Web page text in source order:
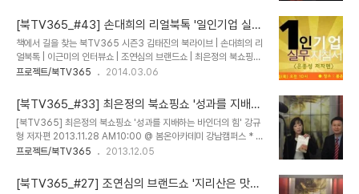
변화가 생겨 드레스 핏도 ..
러 잡지에 기고한 시계 칼럼을 책으로 써보자 싶어서 지난해 여름부터
본격적으로 쓰기 시작해 6개월만에 탈고했다.2011년부터 기사작성
을 위해 자료조사를 많이 했다. * MC의 시계를 평가해 달라.스와치
다. 스와치 시계는 여러 종류를 한정적으로 생산한다. 예술가와 콜라보
도 많이한다. 사람들의 생에 첫 시계가 스와치인 경우가 많다. * 가지
을 위한 만지는 시계를 소개 ..
[북TV365_#43] 손대희의 리얼북톡 '일인기업 실무
지침서' 은종성 저자편
책에서 길을 찾는 북TV365 시즌3 김태진의 북라이브 | 손대희의 리
얼북톡 | 이근미의 인터뷰쇼 | 조연심의 브랜드쇼 | 최은정의 북쇼핑쇼
2014.03.06 AM10:00 @ 봄온아카데미 강남캠퍼스 * 자기계발
아니다.미국은 20인 미만을, 우리나라는 5인 미만의 지식 위주의 사
업을 하는 기업을 말한다.모든 사람은 특정 직무에서 브랜드를 갖고 있
다. 전문성이 일인기업의 경쟁력인데 모두 회사원으로 생각한다. 창업
범주에 있지만 반드시 창업하라는 의미는 아니다. 직장은 돈도 주며 일
을 가르쳐 주는 곳으로 본다. 대부분 직장인들은 본인이 맡은 일 외의
있는지?프리랜서는 기업에..
프로젝트/북TV365 2014.03.06
[북TV365_#33] 최은정의 북쇼핑쇼 '성과를 지배하
는 바인더의 힘' 강규형 저자편
[북TV365] 최은정의 북쇼핑쇼 '성과를 지배하는 바인더의 힘' 강규
형 저자편 2013.11.28 AM10:00 @ 봄온아카데미 강남캠퍼스 * 이
랜드에서 사장에서 승승장구 고액연봉의 월 120만원의 월급쟁이밑바
50명에서 25명으로 구조조정을 펑펑 울면서 했다. 맨손으로 하는 일
이 영업직이란 생각에 푸르덴션 보험영업직으로 업을 바꾸고 3년 만
프로젝트/북TV365 2013.12.05
[북TV365_#27] 조연심의 브랜드쇼 '지리산은 맛있